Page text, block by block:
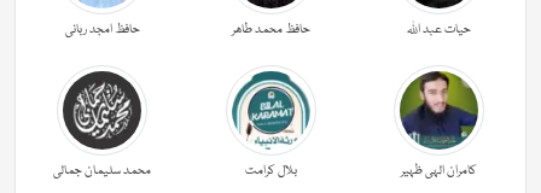
حیات عبد اللہ حافظ محمد طاھر حافظ امجد ربانی
کامران الہی ظہیر بلال کرامت محمد سلیمان جمالی